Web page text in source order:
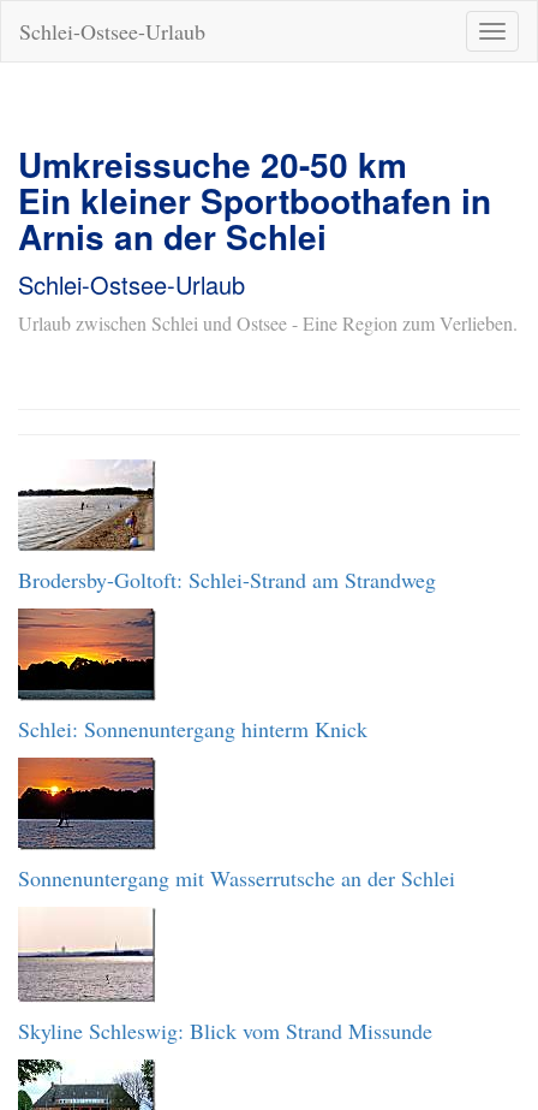
ein-/
Schlei-Ostsee-Urlaub
Umkreissuche 20-50 km
Ein kleiner Sportboothafen in
Arnis an der Schlei
Schlei-Ostsee-Urlaub
Urlaub zwischen Schlei und Ostsee - Eine Region zum Verlieben.
Brodersby-Goltoft: Schlei-Strand am Strandweg
Schlei: Sonnenuntergang hinterm Knick
Sonnenuntergang mit Wasserrutsche an der Schlei
Skyline Schleswig: Blick vom Strand Missunde